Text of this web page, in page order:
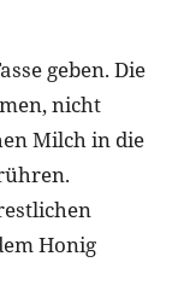
geben. Die
nicht
Milch in die
Honig